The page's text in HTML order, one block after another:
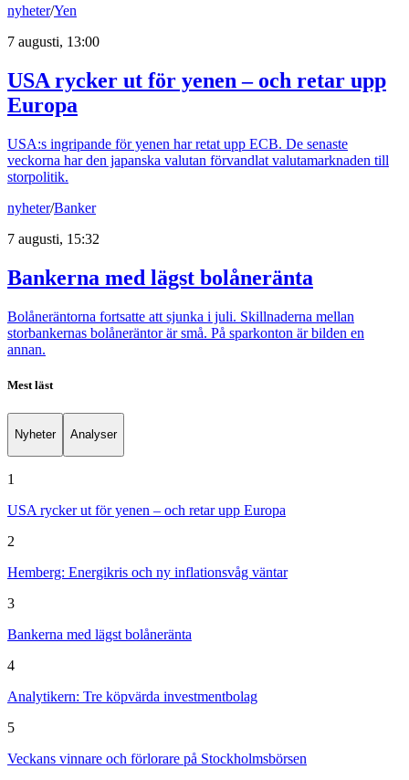
nyheter/Yen
7 augusti, 13:00
USA rycker ut för yenen – och retar upp
Europa
USA:s ingripande för yenen har retat upp ECB. De senaste
veckorna har den japanska valutan förvandlat valutamarknaden till
storpolitik.
nyheter/Banker
7 augusti, 15:32
Bankerna med lägst bolåneränta
Bolåneräntorna fortsatte att sjunka i juli. Skillnaderna mellan
storbankernas bolåneräntor är små. På sparkonton är bilden en
annan.
Mest läst
Nyheter Analyser
1
USA rycker ut för yenen – och retar upp Europa
2
Hemberg: Energikris och ny inflationsvåg väntar
3
Bankerna med lägst bolåneränta
4
Analytikern: Tre köpvärda investmentbolag
5
Veckans vinnare och förlorare på Stockholmsbörsen